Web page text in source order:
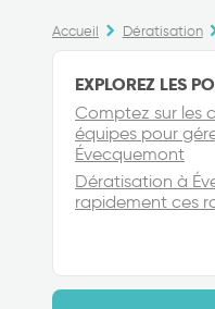
Accueil Dératisation
EXPLOREZ LES
Comptez sur les
équipes pour
Évecquemont
Dératisation à
rapidement ces